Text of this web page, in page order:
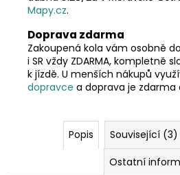
Mapy.cz.
Doprava zdarma
Zakoupená kola vám osobně
i SR vždy ZDARMA, kompletně
k jízdě. U menších nákupů
dopravce a doprava je zdarma
Popis Související (3)
Ostatní